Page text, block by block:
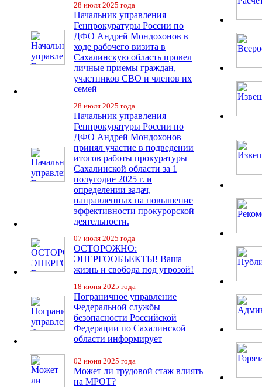
28 июля 2025 года
Начальник управления
Генпрокуратуры России по
ДФО Андрей Мондохонов в
ходе рабочего визита в
Сахалинскую область провел
личные приемы граждан,
участников СВО и членов их
семей
28 июля 2025 года
Начальник управления
Генпрокуратуры России по
ДФО Андрей Мондохонов
принял участие в подведении
итогов работы прокуратуры
Сахалинской области за 1
полугодие 2025 г. и
определении задач,
направленных на повышение
эффективности прокурорской
деятельности.
07 июля 2025 года
ОСТОРОЖНО:
ЭНЕРГООБЪЕКТЫ! Ваша
жизнь и свобода под угрозой!
18 июня 2025 года
Пограничное управление
Федеральной службы
безопасности Российской
Федерации по Сахалинской
области информирует
02 июня 2025 года
Может ли трудовой стаж влиять
на МРОТ?